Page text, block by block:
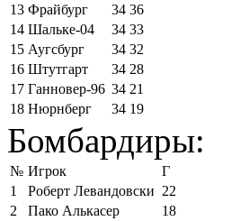
13 Фрайбург 34 36
14 Шальке-04 34 33
15 Аугсбург 34 32
16 Штутгарт 34 28
17 Ганновер-96 34 21
18 Нюрнберг 34 19
Бомбардиры:
№ Игрок
Г
1
Роберт Левандовски 22
2
Пако Алькасер
18